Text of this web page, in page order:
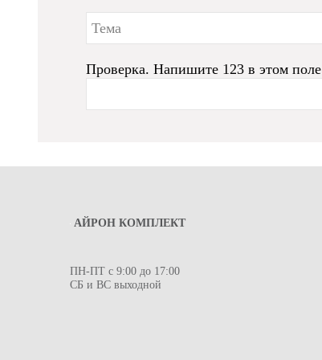
Проверка. Напишите 123 в этом поле
АЙРОН КОМПЛЕКТ
ПН-ПТ с 9:00 до 17:00
СБ и ВС выходной